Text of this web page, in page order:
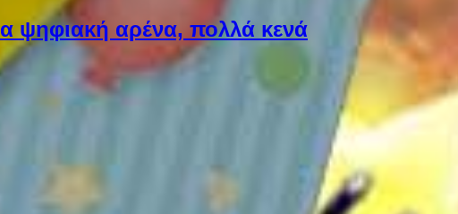
ψηφιακή αρένα, πολλά κενά